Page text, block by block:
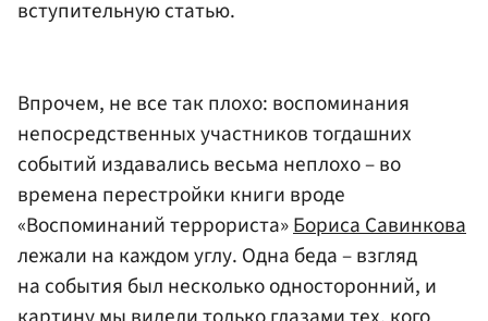
вступительную статью.
Впрочем, не все так плохо: воспоминания
непосредственных участников тогдашних
событий издавались весьма неплохо – во
времена перестройки книги вроде
«Воспоминаний террориста»Бориса Савинкова
лежали на каждом углу. Одна беда – взгляд
на события был несколько односторонний, и